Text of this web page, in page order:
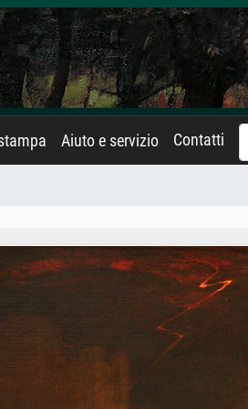
Aiuto e servizio Contatti